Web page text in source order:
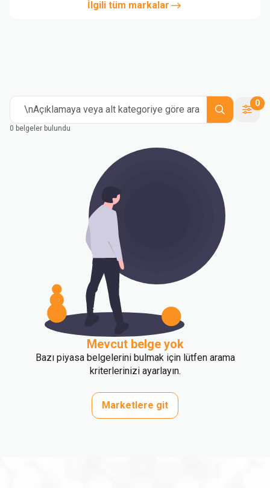
İlgili tüm markalar
\nAçıklamaya veya alt kategoriye göre ara
0
0 belgeler bulundu
Mevcut belge yok
Bazı piyasa belgelerini bulmak için lütfen arama
kriterlerinizi ayarlayın.
Marketlere git